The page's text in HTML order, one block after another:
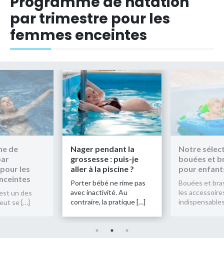
par trimestre pour les
femmes enceintes
de
les
un des
se […]
Nager pendant la
grossesse : puis-je
aller à la piscine ?
Porter bébé ne rime pas
avec inactivité. Au
contraire, la pratique […]
Notre
bouées et
pour
Bouées et
les